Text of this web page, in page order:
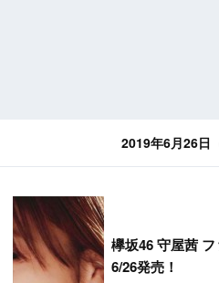
2019年6月26日
欅坂46 守屋茜 フ
6/26発売！